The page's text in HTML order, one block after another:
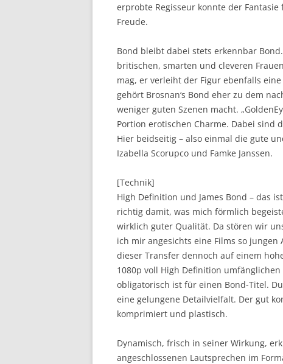
erprobte Regisseur konnte der
Freude.
Bond bleibt dabei stets erkennbar
britischen, smarten und cleveren
mag, er verleiht der Figur ebenfalls
gehört Brosnan‘s Bond eher zu dem
weniger guten Szenen macht.
Portion erotischen Charme. Dabei sind
Hier beidseitig – also einmal die gute
Izabella Scorupco und Famke Janssen.
[Technik]
High Definition und James Bond – das
richtig damit, was mich förmlich
wirklich guter Qualität. Da stören wir
ich mir angesichts eine Films so
dieser Transfer dennoch auf einem
1080p voll High Definition
obligatorisch ist für einen Bond-Titel.
eine gelungene Detailvielfalt. Der gut
komprimiert und plastisch.
Dynamisch, frisch in seiner Wirkung,
angeschlossenen Lautsprechen im